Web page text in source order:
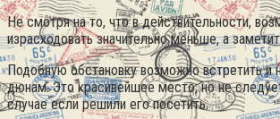
Не смотря на то, что в действительности,
израсходовать значительно меньше, а
Подобную обстановку возможно встретить и
дюнам. Это красивейшее место, но не
случае если решили его посетить.